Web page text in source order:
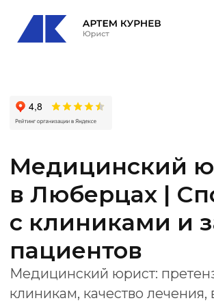
Медицинский юрист
с клиниками и защита
пациентов
Медицинский юрист: претензии к
клиникам, качество лечения, вред
здоровью, документы, экспертизы,
Офис
: Люберцы, ул. Кирова, 9к1, оф. 78
email: kurnevartem@ya.ru